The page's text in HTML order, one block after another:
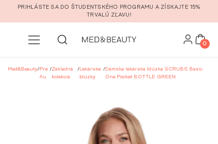
Prejsť na hlavný obsah
PRIHLÁSTE SA DO ŠTUDENTSKÉHO PROGRAMU A ZÍSKAJTE 15%
TRVALÚ ZĽAVU!
0
Med&Beauty/Pre
ňu
/Základná
kolekcia
/Lekárske
blúzky
/Dámska lekárska blúzka SCRUBS Basic
One Pocket BOTTLE GREEN